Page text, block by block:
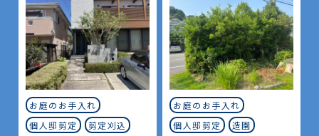
お庭のお手入れ
個人邸剪定
剪定刈込
お庭のお手入れ
個人邸剪定
造園